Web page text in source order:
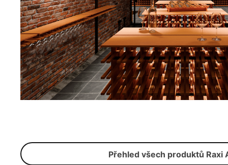
Přehled všech produktů Raxi